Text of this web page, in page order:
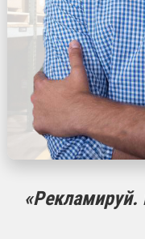
«Рекламируй.